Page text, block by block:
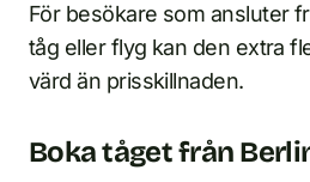
För besökare som ansluter
tåg eller flyg kan den extra
värd än prisskillnaden.
Boka tåget från